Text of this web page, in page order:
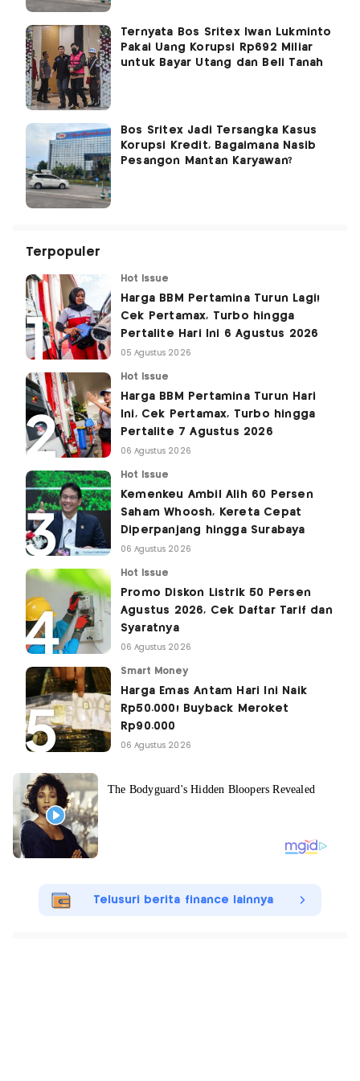
Ternyata Bos Sritex Iwan Lukminto
Pakai Uang Korupsi Rp692 Miliar
untuk Bayar Utang dan Beli Tanah
Bos Sritex Jadi Tersangka Kasus
Korupsi Kredit, Bagaimana Nasib
Pesangon Mantan Karyawan?
Terpopuler
Hot Issue
Harga BBM Pertamina Turun Lagi!
Cek Pertamax, Turbo hingga
Pertalite Hari Ini 6 Agustus 2026
05 Agustus 2026
Hot Issue
Harga BBM Pertamina Turun Hari
Ini, Cek Pertamax, Turbo hingga
Pertalite 7 Agustus 2026
06 Agustus 2026
Hot Issue
Kemenkeu Ambil Alih 60 Persen
Saham Whoosh, Kereta Cepat
Diperpanjang hingga Surabaya
06 Agustus 2026
Hot Issue
Promo Diskon Listrik 50 Persen
Agustus 2026, Cek Daftar Tarif dan
Syaratnya
06 Agustus 2026
Smart Money
Harga Emas Antam Hari Ini Naik
Rp50.000! Buyback Meroket
Rp90.000
06 Agustus 2026
Telusuri berita finance lainnya